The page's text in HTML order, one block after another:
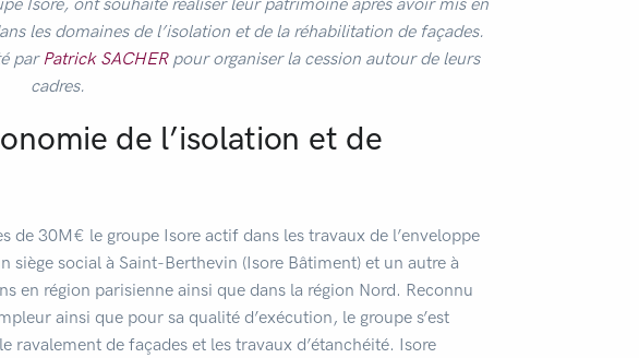
les domaines de l’isolation et de la réhabilitation de façades.
parPatrick SACHERpour organiser la cession autour de leurs
cadres.
de l’isolation et de
de 30M€ le groupe Isore actif dans les travaux de l’enveloppe
social à Saint-Berthevin (Isore Bâtiment) et un autre à
en région parisienne ainsi que dans la région Nord. Reconnu
ainsi que pour sa qualité d’exécution, le groupe s’est
ravalement de façades et les travaux d’étanchéité. Isore